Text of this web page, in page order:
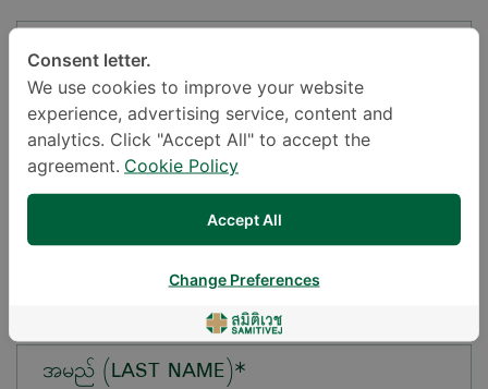
တည်နေရာ*
မေးလိုသောမေးခွန်း*
အမည် (FIRST NAME)*
အမည် (LAST NAME)*
Consent letter.
We use cookies to improve your website
experience, advertising service, content and
analytics. Click "Accept All" to accept the
agreement. Cookie Policy
Accept All
Change Preferences